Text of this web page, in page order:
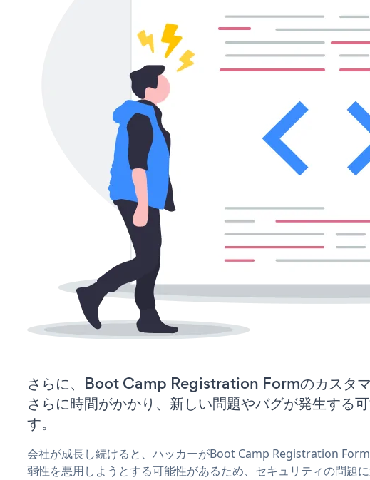
さらに、Boot Camp Registration Formのカスタ
さらに時間がかかり、新しい問題やバグが発生する
す。
会社が成長し続けると、ハッカーがBoot Camp Registration
弱性を悪用しようとする可能性があるため、セキュリティの問題